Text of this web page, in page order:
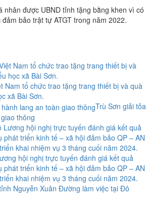
nhân được UBND tỉnh tặng bằng khen vì có
bảo trật tự ATGT trong năm 2022.
Nam tổ chức trao tặng trang thiết bị và quà
xã Bài Sơn.
Trù Sơn giải tỏa
thông
hội nghị trực tuyến đánh giá kết quả
phát triển kinh tế – xã hội đảm bảo QP – AN
khai nhiệm vụ 3 tháng cuối năm 2024.